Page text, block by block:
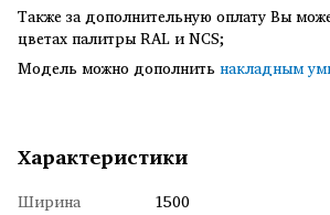
Также за дополнительную оплату Вы
цветах палитры RAL и NCS;
Модель можно дополнить накладным
Характеристики
Ширина
1500